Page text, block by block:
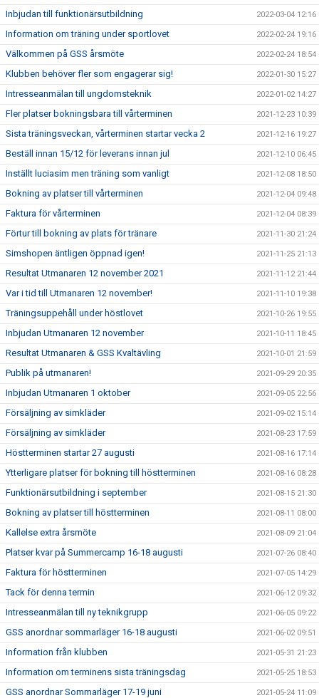
Inbjudan till funktionärsutbildning 2022-03-04 12:16
Information om träning under sportlovet 2022-02-24 19:16
Välkommen på GSS årsmöte 2022-02-24 18:54
Klubben behöver fler som engagerar sig! 2022-01-30 15:27
Intresseanmälan till ungdomsteknik 2022-01-02 14:27
Fler platser bokningsbara till vårterminen 2021-12-23 10:39
Sista träningsveckan, vårterminen startar vecka 2 2021-12-16 19:27
Beställ innan 15/12 för leverans innan jul 2021-12-10 06:45
Inställt luciasim men träning som vanligt 2021-12-08 18:50
Bokning av platser till vårterminen 2021-12-04 09:48
Faktura för vårterminen 2021-12-04 08:39
Förtur till bokning av plats för tränare 2021-11-30 21:24
Simshopen äntligen öppnad igen! 2021-11-25 21:13
Resultat Utmanaren 12 november 2021 2021-11-12 21:44
Var i tid till Utmanaren 12 november! 2021-11-10 19:38
Träningsuppehåll under höstlovet 2021-10-26 19:55
Inbjudan Utmanaren 12 november 2021-10-11 18:45
Resultat Utmanaren & GSS Kvaltävling 2021-10-01 21:59
Publik på utmanaren! 2021-09-29 20:35
Inbjudan Utmanaren 1 oktober 2021-09-05 22:56
Försäljning av simkläder 2021-09-02 15:14
Försäljning av simkläder 2021-08-23 17:59
Höstterminen startar 27 augusti 2021-08-16 17:14
Ytterligare platser för bokning till höstterminen 2021-08-16 08:28
Funktionärsutbildning i september 2021-08-15 21:30
Bokning av platser till höstterminen 2021-08-11 08:00
Kallelse extra årsmöte 2021-08-09 21:04
Platser kvar på Summercamp 16-18 augusti 2021-07-26 08:40
Faktura för höstterminen 2021-07-05 14:29
Tack för denna termin 2021-06-12 09:32
Intresseanmälan till ny teknikgrupp 2021-06-05 09:22
GSS anordnar sommarläger 16-18 augusti 2021-06-02 09:51
Information från klubben 2021-05-31 21:23
Information om terminens sista träningsdag 2021-05-25 18:53
GSS anordnar Sommarläger 17-19 juni 2021-05-24 11:09